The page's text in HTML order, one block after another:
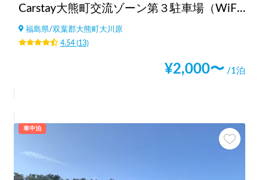
Carstay大熊町交流ゾーン第３駐車場（WiFi、温浴施設、コンビニ、飲食店街、コインランドリーすぐ）
福島県/双葉郡大熊町大川原
4.54(13)
¥2,000〜 /1泊
車中泊